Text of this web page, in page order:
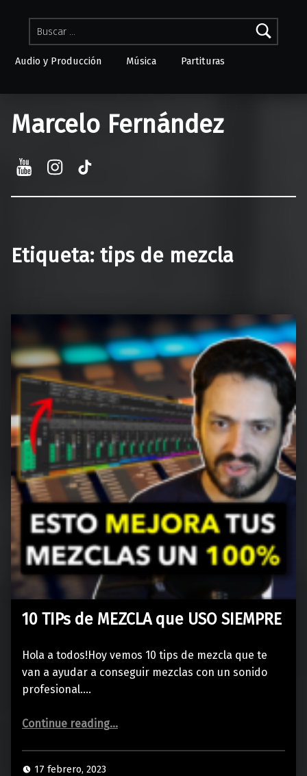
Buscar:
Audio y Producción Música Partituras
Marcelo Fernández
YouTube
Etiqueta: tips de mezcla
10 TIPs de MEZCLA que USO SIEMPRE
Hola a todos!Hoy vemos 10 tips de mezcla que te
van a ayudar a conseguir mezclas con un sonido
profesional.…
Continue reading“10 TIPs de MEZCLA que USO SIEMPRE”
…
17 febrero, 2023